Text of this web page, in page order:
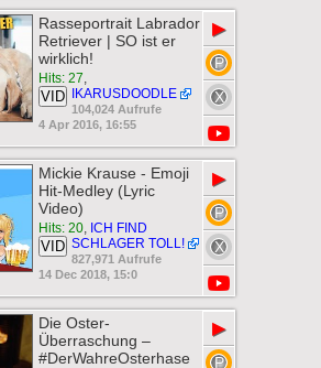
Rasseportrait Labrador
Retriever | SO ist er
wirklich!
Hits: 27,
IKARUSDOODLE
VID
104,024 Aufrufe
4 Apr 2016, 16:55
▶
Mickie Krause - Emoji
Hit-Medley (Lyric
Video)
Hits: 20, ICH FIND
SCHLAGER TOLL!
VID
827,971 Aufrufe
14 Dec 2018, 15:0
▶
Die Oster-
Überraschung –
#DerWahreOsterhase
▶